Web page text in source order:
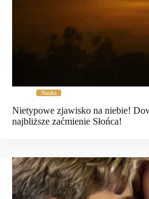
Nauka
Nietypowe zjawisko na niebie!
najbliższe zaćmienie Słońca!